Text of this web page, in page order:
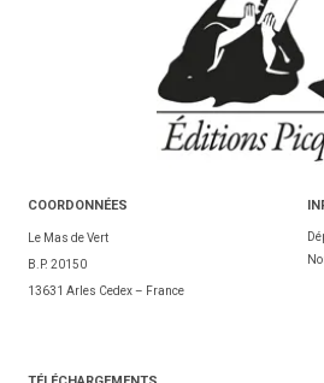
COORDONNÉES
Le Mas de Vert
B.P. 20150
13631 Arles Cedex – France